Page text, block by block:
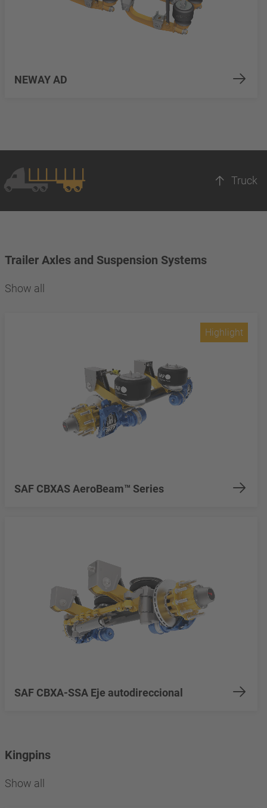
NEWAY AD
Truck
Trailer Axles and Suspension Systems
Show all
SAF CBXAS AeroBeam™ Series
Highlight
SAF CBXA-SSA Eje autodireccional
Kingpins
Show all